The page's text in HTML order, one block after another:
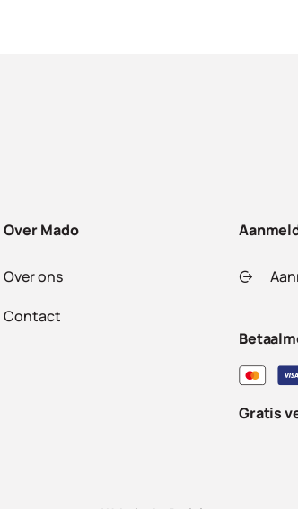
Over Mado
Over ons
Contact
Gratis